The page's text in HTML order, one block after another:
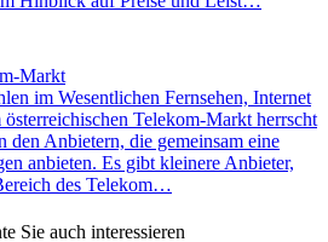
Markt
im Wesentlichen Fernsehen, Internet
Telekom-Markt herrscht
den Anbietern, die gemeinsam eine
anbieten. Es gibt kleinere Anbieter,
des Telekom…
Sie auch interessieren